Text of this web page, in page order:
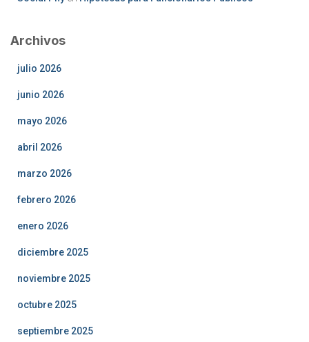
Archivos
julio 2026
junio 2026
mayo 2026
abril 2026
marzo 2026
febrero 2026
enero 2026
diciembre 2025
noviembre 2025
octubre 2025
septiembre 2025